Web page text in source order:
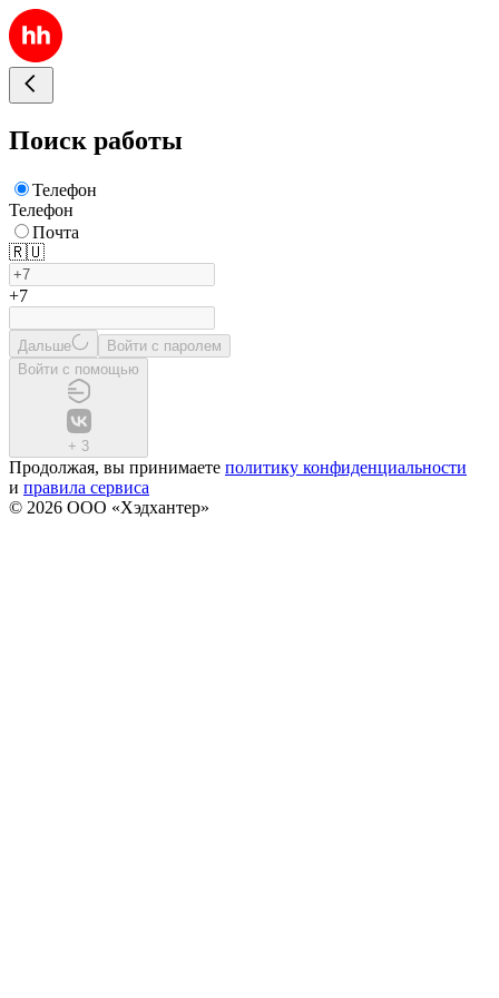
Поиск работы
Телефон
Телефон
Почта
🇷🇺
+7
Дальше
Войти с паролем
Войти с помощью
+ 3
Продолжая, вы принимаете политику конфиденциальности
и правила сервиса
© 2026 ООО «Хэдхантер»